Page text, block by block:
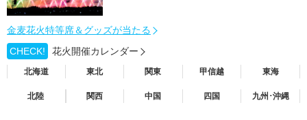
金麦花火特等席＆グッズが当たる
CHECK!
花火開催カレンダー
北海道 東北 関東 甲信越 東海
北陸 関西 中国 四国 九州･沖縄